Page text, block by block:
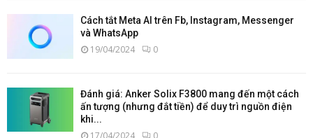
Cách tắt Meta AI trên Fb, Instagram, Messenger
và WhatsApp
19/04/2024 0
Đánh giá: Anker Solix F3800 mang đến một cách
ấn tượng (nhưng đắt tiền) để duy trì nguồn điện
khi...
17/04/2024 0